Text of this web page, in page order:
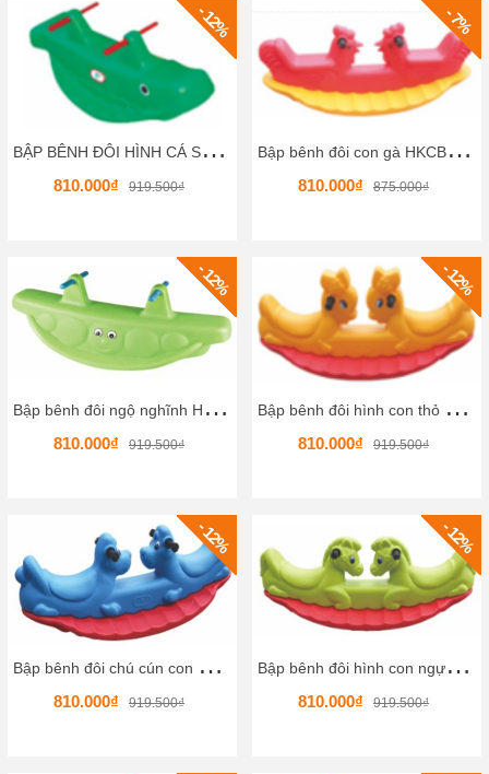
- 12%
B
ẬP BÊNH ĐÔI HÌNH CÁ SẤU 01- HKCBB2-5
810.000₫ 919.500₫
- 7%
B
ập bênh đôi con gà HKCBB2-4
810.000₫ 875.000₫
- 12%
B
ập bênh đôi ngộ nghĩnh HKCBB2-3
810.000₫ 919.500₫
- 12%
B
ập bênh đôi hình con thỏ HKCBB2-2
810.000₫ 919.500₫
- 12%
B
ập bênh đôi chú cún con HKCBB2-1
810.000₫ 919.500₫
- 12%
B
ập bênh đôi hình con ngựa HKCBB01
810.000₫ 919.500₫